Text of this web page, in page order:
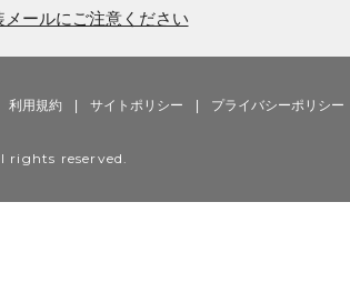
ールにご注意ください
利用規約 サイトポリシー プライバシーポリシー
rights reserved.